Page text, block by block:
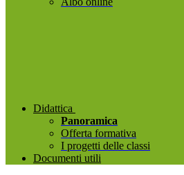
Didattica
Panoramica
Offerta formativa
I progetti delle classi
Documenti utili